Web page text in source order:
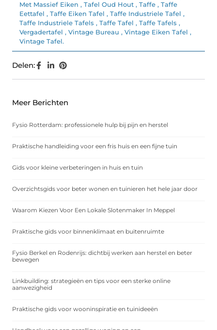
Met Massief Eiken , Tafel Oud Hout , Taffe , Taffe
Eettafel , Taffe Eiken Tafel , Taffe Industriele Tafel ,
Taffe Industriele Tafels , Taffe Tafel , Taffe Tafels ,
Vergadertafel , Vintage Bureau , Vintage Eiken Tafel ,
Vintage Tafel.
Delen:
Meer Berichten
Fysio Rotterdam: professionele hulp bij pijn en herstel
Praktische handleiding voor een fris huis en een fijne tuin
Gids voor kleine verbeteringen in huis en tuin
Overzichtsgids voor beter wonen en tuinieren het hele jaar door
Waarom Kiezen Voor Een Lokale Slotenmaker In Meppel
Praktische gids voor binnenklimaat en buitenruimte
Fysio Berkel en Rodenrijs: dichtbij werken aan herstel en beter
bewegen
Linkbuilding: strategieën en tips voor een sterke online
aanwezigheid
Praktische gids voor wooninspiratie en tuinideeën